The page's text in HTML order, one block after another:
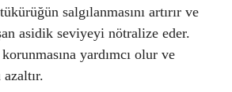
salgılanmasını artırır ve
asidik seviyeyi nötralize eder.
yardımcı olur ve